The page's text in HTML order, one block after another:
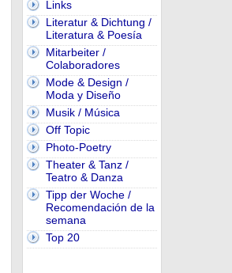
Links
Literatur & Dichtung /
Literatura & Poesía
Mitarbeiter /
Colaboradores
Mode & Design /
Moda y Diseño
Musik / Música
Off Topic
Photo-Poetry
Theater & Tanz /
Teatro & Danza
Tipp der Woche /
Recomendación de la
semana
Top 20